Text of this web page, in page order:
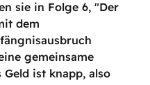
sie in Folge 6, "Der
dem
gemeinsame
ist knapp, also